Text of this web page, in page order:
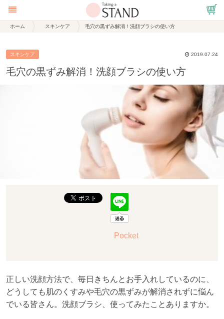
ホーム スキンケア 毛穴の黒ずみ解消！洗顔ブラシの使い方
スキンケア 2019.07.24
毛穴の黒ずみ解消！洗顔ブラシの使い方
Pocket
正しい洗顔方法で、毎日きちんとお手入れしているのに、
どうしても肌のくすみや毛穴の黒ずみが解消されずに悩ん
でいる皆さん。洗顔ブラシ、使ってみたことありますか。